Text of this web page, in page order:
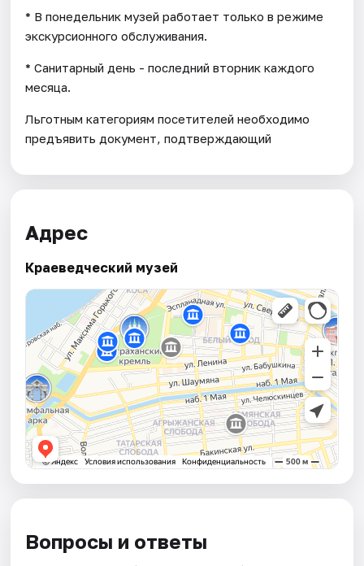
* В понедельник музей работает только в режиме
экскурсионного обслуживания.
* Санитарный день - последний вторник каждого
месяца.
Льготным категориям посетителей необходимо
предъявить документ, подтверждающий
Адрес
Краеведческий музей
Вопросы и ответы